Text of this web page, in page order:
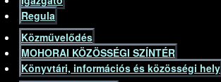
Regula
Közművelődés
MOHORAI KÖZÖSSÉGI SZÍNTÉR
Könyvtári, információs és közösségi hely